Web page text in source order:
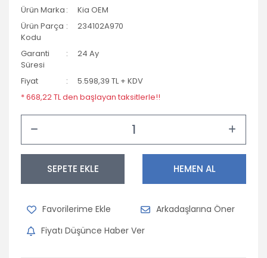
Ürün Marka
Kia OEM
Ürün Parça
Kodu
234102A970
Garanti
Süresi
24 Ay
Fiyat
5.598,39 TL + KDV
* 668,22 TL den başlayan taksitlerle!!
SEPETE EKLE HEMEN AL
Arkadaşlarına Öner
Fiyatı Düşünce Haber Ver